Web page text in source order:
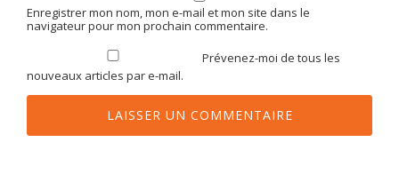
Enregistrer mon nom, mon e-mail et mon site dans le
navigateur pour mon prochain commentaire.
Prévenez-moi de tous les
nouveaux articles par e-mail.